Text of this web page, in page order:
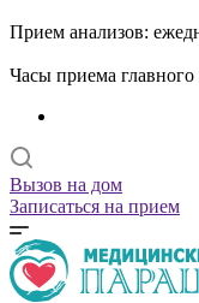
Прием анализов:
Часы приема главного
Вызов на дом
Записаться на прием